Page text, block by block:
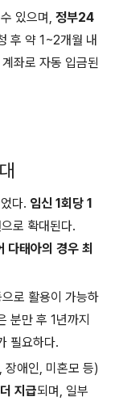
있으며, 정부24
후 약 1~2개월 내
좌로 자동 입금된
다. 임신 1회당 1
로 확대된다.
태아의 경우 최
로 활용이 가능하
분만 후 1년까지
필요하다.
장애인, 미혼모 등)
지급되며, 일부